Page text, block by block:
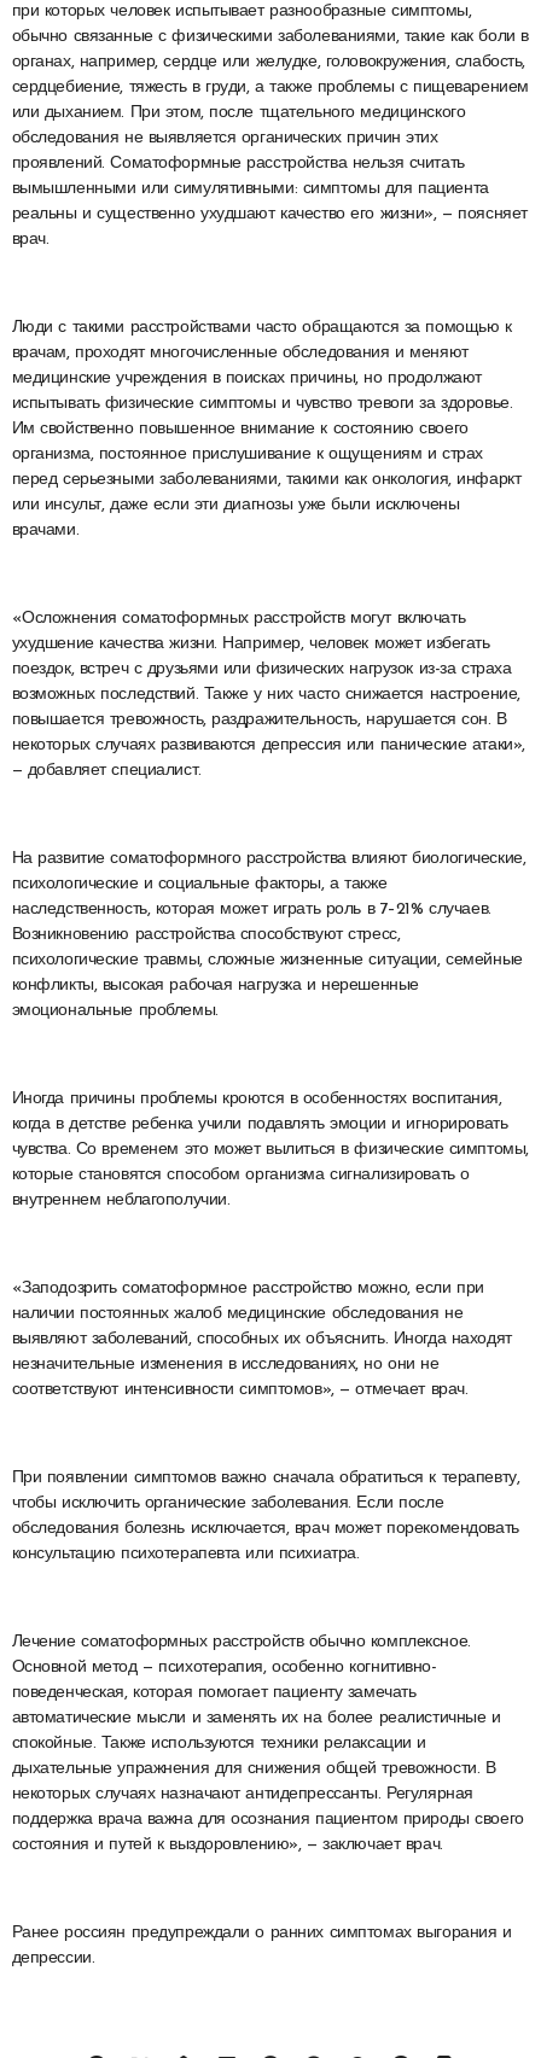
при которых человек испытывает разнообразные симптомы,
обычно связанные с физическими заболеваниями, такие как боли в
органах, например, сердце или желудке, головокружения, слабость,
сердцебиение, тяжесть в груди, а также проблемы с пищеварением
или дыханием. При этом, после тщательного медицинского
обследования не выявляется органических причин этих
проявлений. Соматоформные расстройства нельзя считать
вымышленными или симулятивными: симптомы для пациента
реальны и существенно ухудшают качество его жизни», — поясняет
врач.
Люди с такими расстройствами часто обращаются за помощью к
врачам, проходят многочисленные обследования и меняют
медицинские учреждения в поисках причины, но продолжают
испытывать физические симптомы и чувство тревоги за здоровье.
Им свойственно повышенное внимание к состоянию своего
организма, постоянное прислушивание к ощущениям и страх
перед серьезными заболеваниями, такими как онкология, инфаркт
или инсульт, даже если эти диагнозы уже были исключены
врачами.
«Осложнения соматоформных расстройств могут включать
ухудшение качества жизни. Например, человек может избегать
поездок, встреч с друзьями или физических нагрузок из-за страха
возможных последствий. Также у них часто снижается настроение,
повышается тревожность, раздражительность, нарушается сон. В
некоторых случаях развиваются депрессия или панические атаки»,
— добавляет специалист.
На развитие соматоформного расстройства влияют биологические,
психологические и социальные факторы, а также
наследственность, которая может играть роль в 7–21% случаев.
Возникновению расстройства способствуют стресс,
психологические травмы, сложные жизненные ситуации, семейные
конфликты, высокая рабочая нагрузка и нерешенные
эмоциональные проблемы.
Иногда причины проблемы кроются в особенностях воспитания,
когда в детстве ребенка учили подавлять эмоции и игнорировать
чувства. Со временем это может вылиться в физические симптомы,
которые становятся способом организма сигнализировать о
внутреннем неблагополучии.
«Заподозрить соматоформное расстройство можно, если при
наличии постоянных жалоб медицинские обследования не
выявляют заболеваний, способных их объяснить. Иногда находят
незначительные изменения в исследованиях, но они не
соответствуют интенсивности симптомов», — отмечает врач.
При появлении симптомов важно сначала обратиться к терапевту,
чтобы исключить органические заболевания. Если после
обследования болезнь исключается, врач может порекомендовать
консультацию психотерапевта или психиатра.
Лечение соматоформных расстройств обычно комплексное.
Основной метод — психотерапия, особенно когнитивно-
поведенческая, которая помогает пациенту замечать
автоматические мысли и заменять их на более реалистичные и
спокойные. Также используются техники релаксации и
дыхательные упражнения для снижения общей тревожности. В
некоторых случаях назначают антидепрессанты. Регулярная
поддержка врача важна для осознания пациентом природы своего
состояния и путей к выздоровлению», — заключает врач.
Ранее россиян предупреждали о ранних симптомах выгорания и
депрессии.